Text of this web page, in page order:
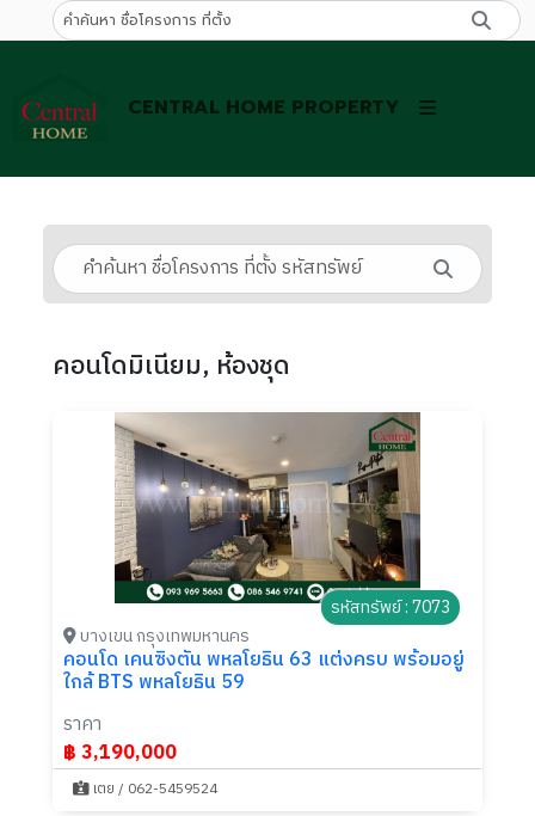
CENTRAL HOME PROPERTY
คอนโดมิเนียม, ห้องชุด
รหัสทรัพย์ : 7073
บางเขน กรุงเทพมหานคร
คอนโด เคนซิงตัน พหลโยธิน 63 แต่งครบ พร้อมอยู่
ใกล้ BTS พหลโยธิน 59
ราคา
฿ 3,190,000
เตย / 062-5459524